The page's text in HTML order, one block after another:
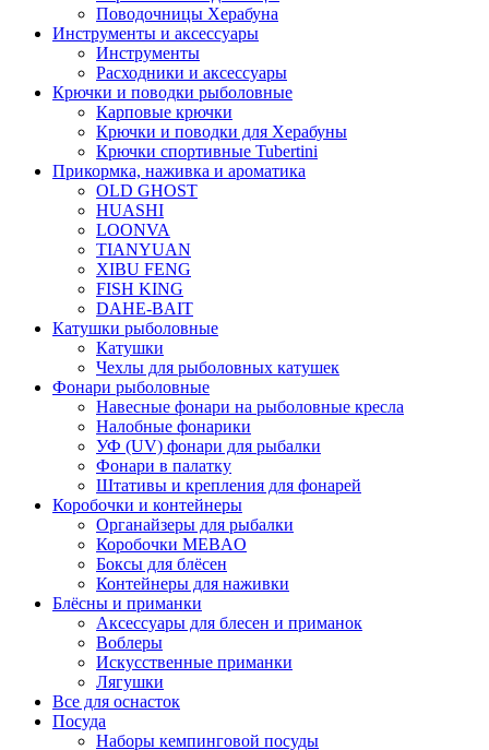
Поводочницы Херабуна
Инструменты и аксессуары
Инструменты
Расходники и аксессуары
Крючки и поводки рыболовные
Карповые крючки
Крючки и поводки для Херабуны
Крючки спортивные Tubertini
Прикормка, наживка и ароматика
OLD GHOST
HUASHI
LOONVA
TIANYUAN
XIBU FENG
FISH KING
DAHE-BAIT
Катушки рыболовные
Катушки
Чехлы для рыболовных катушек
Фонари рыболовные
Навесные фонари на рыболовные кресла
Налобные фонарики
УФ (UV) фонари для рыбалки
Фонари в палатку
Штативы и крепления для фонарей
Коробочки и контейнеры
Органайзеры для рыбалки
Коробочки MEBAO
Боксы для блёсен
Контейнеры для наживки
Блёсны и приманки
Аксессуары для блесен и приманок
Воблеры
Искусственные приманки
Лягушки
Все для оснасток
Посуда
Наборы кемпинговой посуды